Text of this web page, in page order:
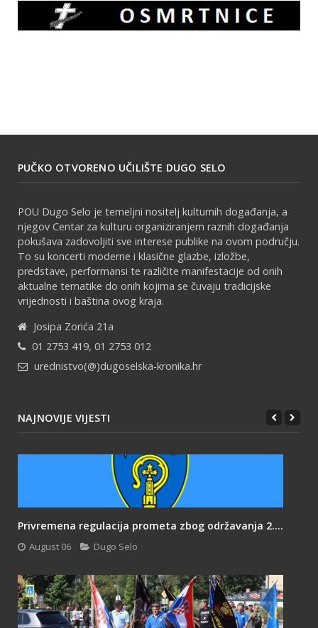
PUČKO OTVORENO UČILIŠTE DUGO SELO
POU Dugo Selo je temeljni nositelj kulturnih događanja, a
njegov Centar za kulturu organiziranjem raznih događanja
pokušava zadovoljiti sve interese publike na ovom području.
To su koncerti moderne i klasične glazbe, izložbe,
predstave, performansi te različite manifestacije od onih
aktualne tematike do onih kojima se čuvaju tradicijske
vrijednosti i baština ovog kraja.
Josipa Zorića 21a
01 2753 419, 01 2753 012
urednistvo(@)dugoselska-kronika.hr
NAJNOVIJE VIJESTI
Privremena regulacija prometa zbog održavanja 2....
August 06 Dugo Selo